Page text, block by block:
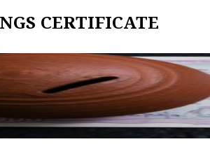
CERTIFICATE